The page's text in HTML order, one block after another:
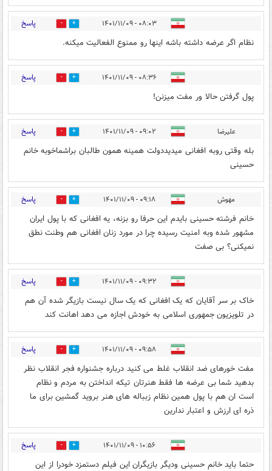
۰۸:۰۳ - ۱۴۰۱/۱۱/۰۹ 5 پاسخ
نظام اگر عرضه داشته باشه اینها رو ممنوع الفعالیت میکنه.
۰۸:۳۶ - ۱۴۰۱/۱۱/۰۹ 0 پاسخ
پول گرفتن حالا ور مفت میزنن!
علیرضا ۰۹:۰۲ - ۱۴۰۱/۱۱/۰۹ 0 پاسخ
بله وقتی روبه افغانی میدیددولت همینه همون طالبان براشماخوبه خانم
حسینی
مهوش ۰۹:۱۸ - ۱۴۰۱/۱۱/۰۹ 0 پاسخ
خانم فرشته حسینی بایدم این حرفا رو بزنه، یه افغانی که با پول ایران
مشهور شده وبه امنیت رسیده چرا در مورد زنان افغانی هم وطنت نطق
نمیکنی؟ بی صفت
۰۹:۳۲ - ۱۴۰۱/۱۱/۰۹ 0 پاسخ
خاک بر سر آقایان که یک افغانی که یک سال نیست بازیگر شده آن هم
در تلویزیون جمهوری اسلامی به خودش اجازه می دهد اهانت کند
۰۹:۵۸ - ۱۴۰۱/۱۱/۰۹ 0 پاسخ
مفت خورهای ضد انقلاب غلط می کنید درباره جشنواره فجر انقلاب نظر
بدهید شما بی عرضه ها فقط هنرتان تیکه انداختن به مردم و نظام
است ان هم با پول همین نظام زبباله های هنر بروید گمشین برای ما
ذره ای ارزش و اعتبار ندارین
۱۰:۵۶ - ۱۴۰۱/۱۱/۰۹ 0 پاسخ
حتما باید خانم حسینی ودیگر بازیگران این فیلم دستمزد خودرا از این